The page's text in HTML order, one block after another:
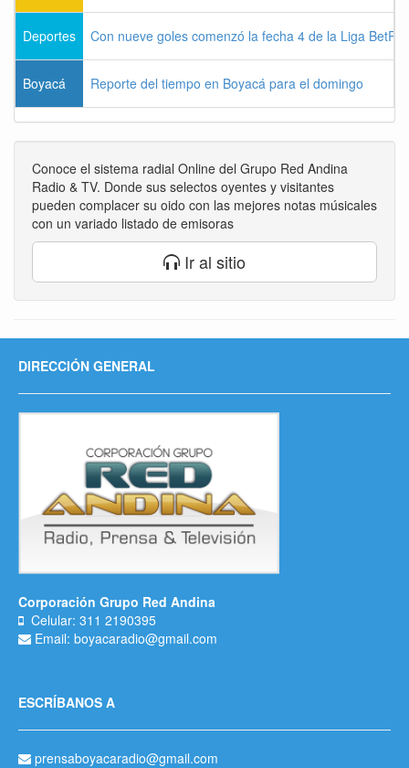
Deportes Con nueve goles comenzó la fecha 4 de la Liga
Boyacá Reporte del tiempo en Boyacá para el domingo
Conoce el sistema radial Online del Grupo Red Andina
Radio & TV. Donde sus selectos oyentes y visitantes
pueden complacer su oido con las mejores notas músicales
con un variado listado de emisoras
Ir al sitio
DIRECCIÓN GENERAL
Corporación Grupo Red Andina
Celular: 311 2190395
Email: boyacaradio@gmail.com
ESCRÍBANOS A
prensaboyacaradio@gmail.com